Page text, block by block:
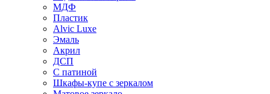
МДФ
Пластик
Alvic Luxe
Эмаль
Акрил
ДСП
С патиной
Шкафы-купе с зеркалом